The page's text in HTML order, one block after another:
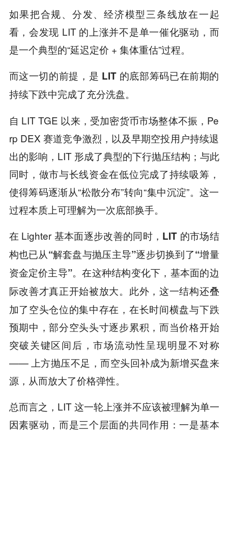
如果把合规、分发、经济模型三条线放在一起
看，会发现 LIT 的上涨并不是单一催化驱动，而
是一个典型的“延迟定价 + 集体重估”过程。
而这一切的前提，是 LIT 的底部筹码已在前期的
持续下跌中完成了充分洗盘。
自 LIT TGE 以来，受加密货币市场整体不振，Pe
rp DEX 赛道竞争激烈，以及早期空投用户持续退
出的影响，LIT 形成了典型的下行抛压结构；与此
同时，做市与长线资金在低位完成了持续吸筹，
使得筹码逐渐从“松散分布”转向“集中沉淀”。这一
过程本质上可理解为一次底部换手。
在 Lighter 基本面逐步改善的同时， LIT 的市场结
构也已从“解套盘与抛压主导”逐步切换到了“增量
资金定价主导”。在这种结构变化下，基本面的边
际改善才真正开始被放大。 此外，这一结构还叠
加了空头仓位的集中存在，在长时间横盘与下跌
预期中，部分空头头寸逐步累积，而当价格开始
突破关键区间后，市场流动性呈现明显不对称
—— 上方抛压不足，而空头回补成为新增买盘来
源，从而放大了价格弹性。
总而言之，LIT 这一轮上涨并不应该被理解为单一
因素驱动，而是三个层面的共同作用：一是基本